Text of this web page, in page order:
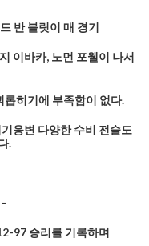
반 블릿이 매 경기
이바카, 노먼 포웰이 나서
롭히기에 부족함이 없다.
응변 다양한 수비 전술도
.
97 승리를 기록하며